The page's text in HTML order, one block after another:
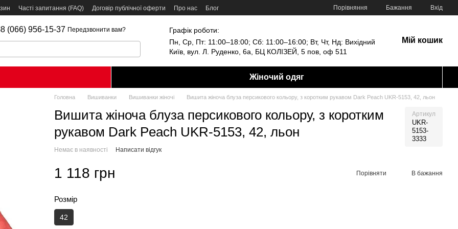
Часті запитання (FAQ) Договір публічної оферти Про нас Блог Порівняння Бажання Вхід
(066) 956-15-37 Передзвонити вам?
Графік роботи:
Пн, Ср, Пт: 11:00–18:00; Сб: 11:00–16:00; Вт, Чт, Нд: Вихідний
Київ, вул. Л. Руденко, 6а, БЦ КОЛІЗЕЙ, 5 пов, оф 511
Мій кошик
Жіночий одяг
Головна Вишиванки Вишиванки жіночі Вишита жіноча блуза персикового кольору, з коротким рукавом Dark Peach UKR-5153, 42, льон
Вишита жіноча блуза персикового кольору, з коротким
рукавом Dark Peach UKR-5153, 42, льон
Артикул
UKR-
5153-
3333
Немає в наявності Написати відгук
1 118 грн Порівняти В бажання
Розмір
42